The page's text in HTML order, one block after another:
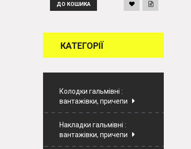
ДО КОШИКА
КАТЕГОРІЇ
Колодки гальмівні :
вантажівки, причепи
Накладки гальмівні :
вантажівки, причепи